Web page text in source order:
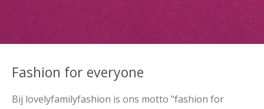
Fashion for everyone
Bij lovelyfamilyfashion is ons motto "fashion for